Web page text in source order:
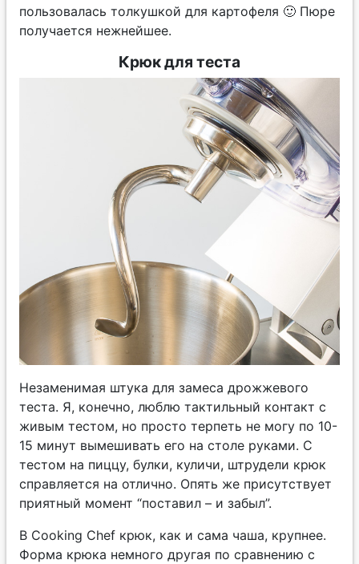
пользовалась толкушкой для картофеля 🙂 Пюре
получается нежнейшее.
Крюк для теста
Незаменимая штука для замеса дрожжевого
теста. Я, конечно, люблю тактильный контакт с
живым тестом, но просто терпеть не могу по 10-
15 минут вымешивать его на столе руками. С
тестом на пиццу, булки, куличи, штрудели крюк
справляется на отлично. Опять же присутствует
приятный момент “поставил – и забыл”.
В Cooking Chef крюк, как и сама чаша, крупнее.
Форма крюка немного другая по сравнению с